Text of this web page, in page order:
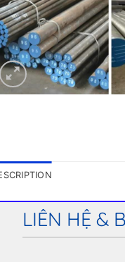
LIÊN HỆ &